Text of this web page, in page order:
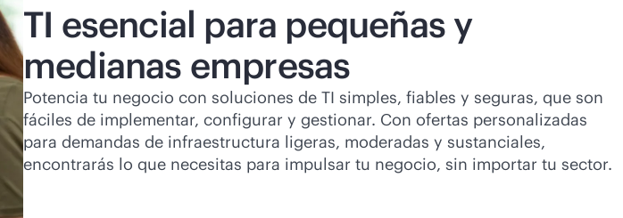
TI esencial para pequeñas y
medianas empresas
Potencia tu negocio con soluciones de TI simples, fiables y seguras, que son
fáciles de implementar, configurar y gestionar. Con ofertas personalizadas
para demandas de infraestructura ligeras, moderadas y sustanciales,
encontrarás lo que necesitas para impulsar tu negocio, sin importar tu sector.